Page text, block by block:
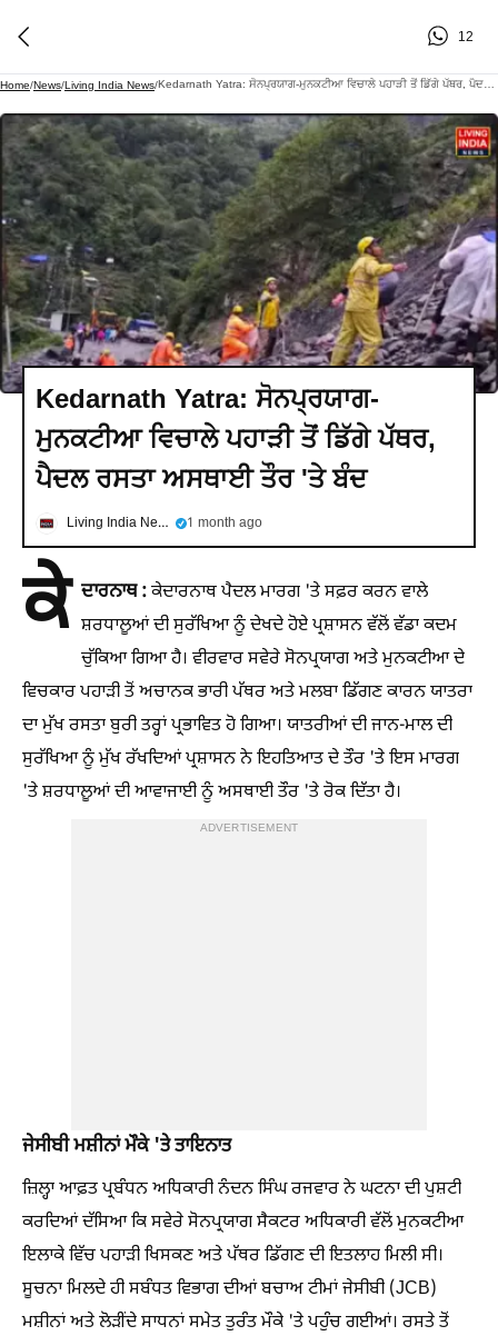
12
Home/News/Living India News/
Kedarnath Yatra: ਸੋਨਪ੍ਰਯਾਗ-
ਮੁਨਕਟੀਆ ਵਿਚਾਲੇ ਪਹਾੜੀ ਤੋਂ ਡਿੱਗੇ ਪੱਥਰ,
ਪੈਦਲ ਰਸਤਾ ਅਸਥਾਈ ਤੌਰ 'ਤੇ ਬੰਦ
Living India News 1 month ago
ਕੇ ਦਾਰਨਾਥ :ਕੇਦਾਰਨਾਥ ਪੈਦਲ ਮਾਰਗ 'ਤੇ ਸਫ਼ਰ ਕਰਨ ਵਾਲੇ
ਸ਼ਰਧਾਲੂਆਂ ਦੀ ਸੁਰੱਖਿਆ ਨੂੰ ਦੇਖਦੇ ਹੋਏ ਪ੍ਰਸ਼ਾਸਨ ਵੱਲੋਂ ਵੱਡਾ ਕਦਮ
ਚੁੱਕਿਆ ਗਿਆ ਹੈ। ਵੀਰਵਾਰ ਸਵੇਰੇ ਸੋਨਪ੍ਰਯਾਗ ਅਤੇ ਮੁਨਕਟੀਆ ਦੇ
ਵਿਚਕਾਰ ਪਹਾੜੀ ਤੋਂ ਅਚਾਨਕ ਭਾਰੀ ਪੱਥਰ ਅਤੇ ਮਲਬਾ ਡਿੱਗਣ ਕਾਰਨ ਯਾਤਰਾ
ਦਾ ਮੁੱਖ ਰਸਤਾ ਬੁਰੀ ਤਰ੍ਹਾਂ ਪ੍ਰਭਾਵਿਤ ਹੋ ਗਿਆ। ਯਾਤਰੀਆਂ ਦੀ ਜਾਨ-ਮਾਲ ਦੀ
ਸੁਰੱਖਿਆ ਨੂੰ ਮੁੱਖ ਰੱਖਦਿਆਂ ਪ੍ਰਸ਼ਾਸਨ ਨੇ ਇਹਤਿਆਤ ਦੇ ਤੌਰ 'ਤੇ ਇਸ ਮਾਰਗ
'ਤੇ ਸ਼ਰਧਾਲੂਆਂ ਦੀ ਆਵਾਜਾਈ ਨੂੰ ਅਸਥਾਈ ਤੌਰ 'ਤੇ ਰੋਕ ਦਿੱਤਾ ਹੈ।
ADVERTISEMENT
ਜੇਸੀਬੀ ਮਸ਼ੀਨਾਂ ਮੌਕੇ 'ਤੇ ਤਾਇਨਾਤ
ਜ਼ਿਲ੍ਹਾ ਆਫ਼ਤ ਪ੍ਰਬੰਧਨ ਅਧਿਕਾਰੀ ਨੰਦਨ ਸਿੰਘ ਰਜਵਾਰ ਨੇ ਘਟਨਾ ਦੀ ਪੁਸ਼ਟੀ
ਕਰਦਿਆਂ ਦੱਸਿਆ ਕਿ ਸਵੇਰੇ ਸੋਨਪ੍ਰਯਾਗ ਸੈਕਟਰ ਅਧਿਕਾਰੀ ਵੱਲੋਂ ਮੁਨਕਟੀਆ
ਇਲਾਕੇ ਵਿੱਚ ਪਹਾੜੀ ਖਿਸਕਣ ਅਤੇ ਪੱਥਰ ਡਿੱਗਣ ਦੀ ਇਤਲਾਹ ਮਿਲੀ ਸੀ।
ਸੂਚਨਾ ਮਿਲਦੇ ਹੀ ਸਬੰਧਤ ਵਿਭਾਗ ਦੀਆਂ ਬਚਾਅ ਟੀਮਾਂ ਜੇਸੀਬੀ (JCB)
ਮਸ਼ੀਨਾਂ ਅਤੇ ਲੋੜੀਂਦੇ ਸਾਧਨਾਂ ਸਮੇਤ ਤੁਰੰਤ ਮੌਕੇ 'ਤੇ ਪਹੁੰਚ ਗਈਆਂ। ਰਸਤੇ ਤੋਂ